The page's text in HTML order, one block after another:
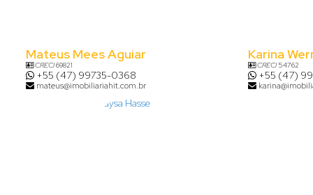
Mateus Mees Aguiar
CRECI69821
+55 (47) 99735-0368
mateus@imobiliariahit.com.br
Karina
CRECI54762
+55 (47)